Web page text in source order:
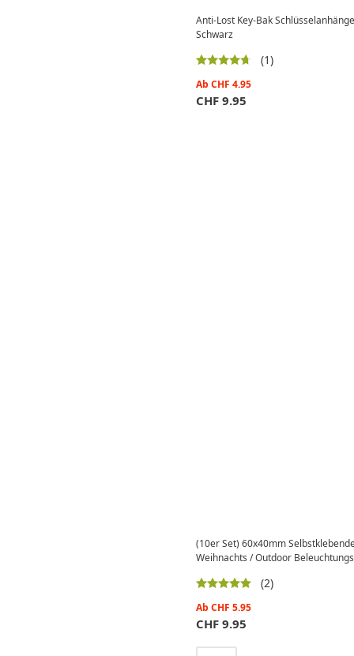
Anti-Lost Key-Bak
Schwarz
(1)
Ab CHF 4.95
CHF 9.95
(10er Set) 60x40mm
Weihnachts / Outdoor
(2)
Ab CHF 5.95
CHF 9.95